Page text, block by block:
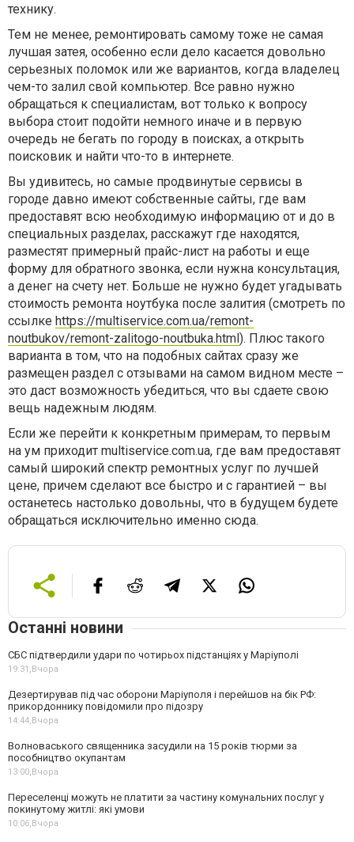
технику.
Тем не менее, ремонтировать самому тоже не самая
лучшая затея, особенно если дело касается довольно
серьезных поломок или же вариантов, когда владелец
чем-то залил свой компьютер. Все равно нужно
обращаться к специалистам, вот только к вопросу
выбора стоит подойти немного иначе и в первую
очередь не бегать по городу в поисках, а открыть
поисковик и найти что-то в интернете.
Вы удивитесь, но самые продвинутые сервисы в
городе давно имеют собственные сайты, где вам
предоставят всю необходимую информацию от и до в
специальных разделах, расскажут где находятся,
разместят примерный прайс-лист на работы и еще
форму для обратного звонка, если нужна консультация,
а денег на счету нет. Больше не нужно будет угадывать
стоимость ремонта ноутбука после залития (смотреть по
ссылке https://multiservice.com.ua/remont-
noutbukov/remont-zalitogo-noutbuka.html). Плюс такого
варианта в том, что на подобных сайтах сразу же
размещен раздел с отзывами на самом видном месте –
это даст возможность убедиться, что вы сдаете свою
вещь надежным людям.
Если же перейти к конкретным примерам, то первым
на ум приходит multiservice.com.ua, где вам предоставят
самый широкий спектр ремонтных услуг по лучшей
цене, причем сделают все быстро и с гарантией – вы
останетесь настолько довольны, что в будущем будете
обращаться исключительно именно сюда.
Останні новини
СБС підтвердили удари по чотирьох підстанціях у Маріуполі
19:31,Вчора
Дезертирував під час оборони Маріуполя і перейшов на бік РФ:
прикордоннику повідомили про підозру
14:44,Вчора
Волноваського священника засудили на 15 років тюрми за
пособництво окупантам
13:00,Вчора
Переселенці можуть не платити за частину комунальних послуг у
покинутому житлі: які умови
10:06,Вчора